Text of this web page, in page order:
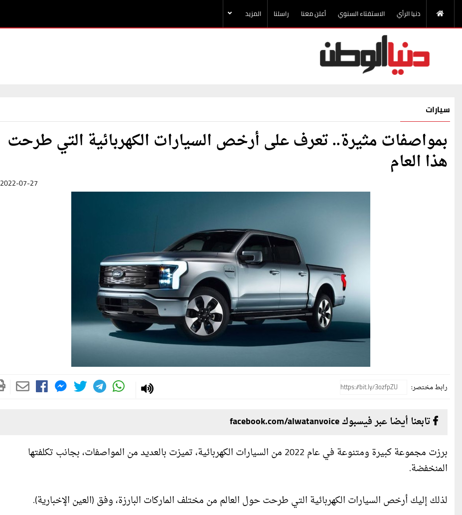
دنيا الرأي الاستفتاء السنوي أعلن معنا راسلنا المزيد
سيارات
بمواصفات مثيرة.. تعرف على أرخص السيارات الكهربائية التي طرحت
هذا العام
2022-07-27
رابط مختصر:
تابعنا أيضا عبر فيسبوك facebook.com/alwatanvoice
برزت مجموعة كبيرة ومتنوعة في عام 2022 من السيارات الكهربائية، تميزت بالعديد من المواصفات، بجانب تكلفتها
المنخفضة.
لذلك إليك أرخص السيارات الكهربائية التي طرحت حول العالم من مختلف الماركات البارزة، وفق (العين الإخبارية).